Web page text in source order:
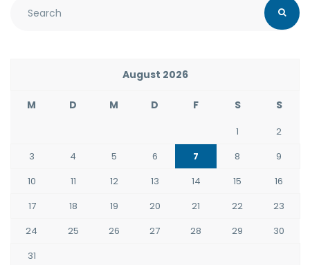
August 2026
M D M D F S S
1
2
3
4 5 6 7 8
9
10
11 12 13 14 15
16
17
18 19 20 21 22
23
24
25 26 27 28 29
30
31